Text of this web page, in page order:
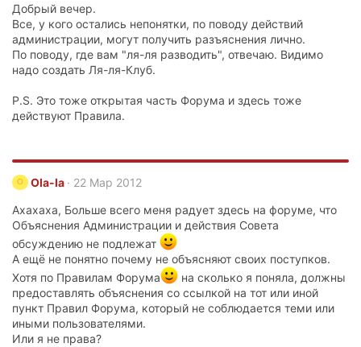
Добрый вечер.
Все, у кого остались непонятки, по поводу действий
администрации, могут получить разъяснения лично.
По поводу, где вам "ля-ля разводить", отвечаю. Видимо
надо создать Ля-ля-Клуб.
P.S. Это тоже открытая часть Форума и здесь тоже
действуют Правила.
O Ola-la 22 Мар 2012
Ахахаха, Больше всего меня радует здесь на форуме, что
Объяснения Администрации и действия Совета
обсуждению не подлежат
А ещё не понятно почему не объясняют своих поступков.
Хотя по Правилам Форума
на сколько я поняла, должны
предоставлять объяснения со ссылкой на тот или иной
пункт Правил Форума, который не соблюдается теми или
иными пользователями.
Или я не права?